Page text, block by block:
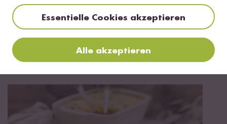
90 min Vegetarisch
Tahdig á la Eggs Benedict mit Cashew
Essentielle Cookies akzeptieren
Alle akzeptieren